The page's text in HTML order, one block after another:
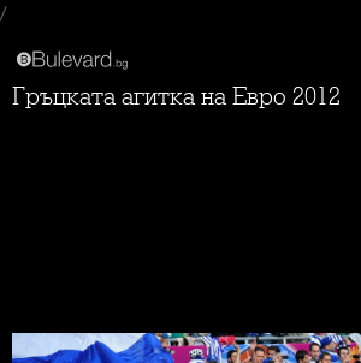
/
Гръцката агитка на Евро 2012